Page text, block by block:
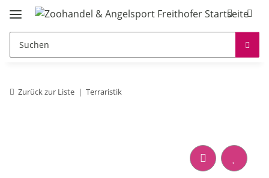
Zurück zur Liste Terraristik